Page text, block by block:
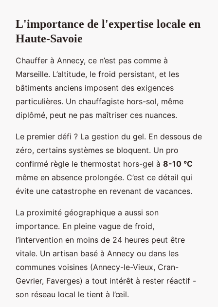
L'importance de l'expertise locale en
Haute-Savoie
Chauffer à Annecy, ce n’est pas comme à
Marseille. L’altitude, le froid persistant, et les
bâtiments anciens imposent des exigences
particulières. Un chauffagiste hors-sol, même
diplômé, peut ne pas maîtriser ces nuances.
Le premier défi ? La gestion du gel. En dessous de
zéro, certains systèmes se bloquent. Un pro
confirmé règle le thermostat hors-gel à 8-10 °C
même en absence prolongée. C’est ce détail qui
évite une catastrophe en revenant de vacances.
La proximité géographique a aussi son
importance. En pleine vague de froid,
l’intervention en moins de 24 heures peut être
vitale. Un artisan basé à Annecy ou dans les
communes voisines (Annecy-le-Vieux, Cran-
Gevrier, Faverges) a tout intérêt à rester réactif -
son réseau local le tient à l’œil.